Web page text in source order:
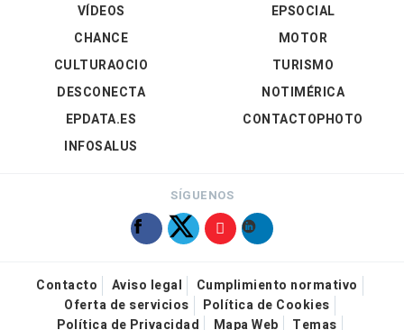
VÍDEOS
EPSOCIAL
CHANCE
CULTURAOCIO
DESCONECTA
EPDATA.ES
INFOSALUS
MOTOR
TURISMO
NOTIMÉRICA
CONTACTOPHOTO
SÍGUENOS
Contacto Aviso legal
Cumplimiento normativo
Oferta de servicios
Política de Cookies
Política de Privacidad
Mapa Web Temas